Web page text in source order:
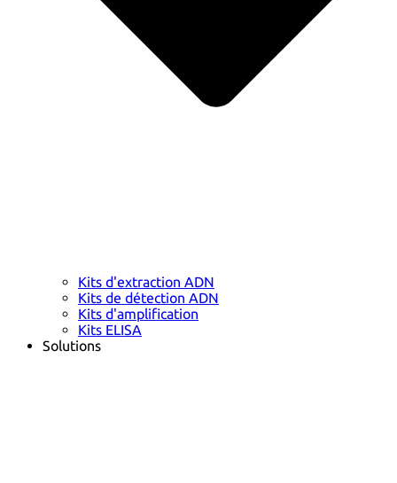
Kits d'extraction ADN
Kits de détection ADN
Kits d'amplification
Kits ELISA
Solutions